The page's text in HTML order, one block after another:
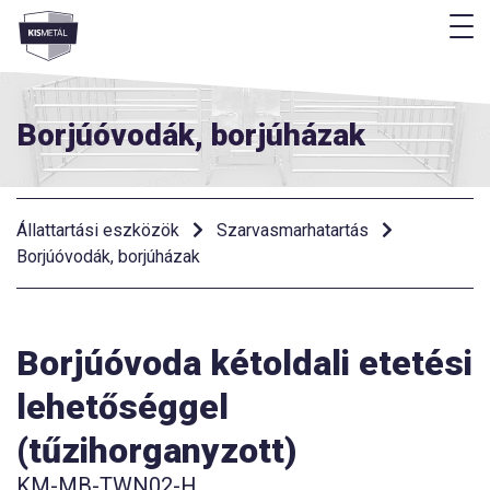
Menü
Borjúóvodák, borjúházak
Állattartási eszközök
Szarvasmarhatartás
Borjúóvodák, borjúházak
Borjúóvoda kétoldali etetési
lehetőséggel
(tűzihorganyzott)